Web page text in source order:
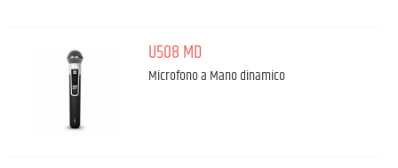
U508 MD
Microfono a Mano dinamico